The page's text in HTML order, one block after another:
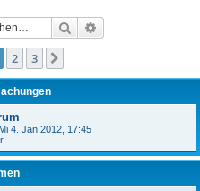
Suche
2 3
Mi 4. Jan 2012, 17:45